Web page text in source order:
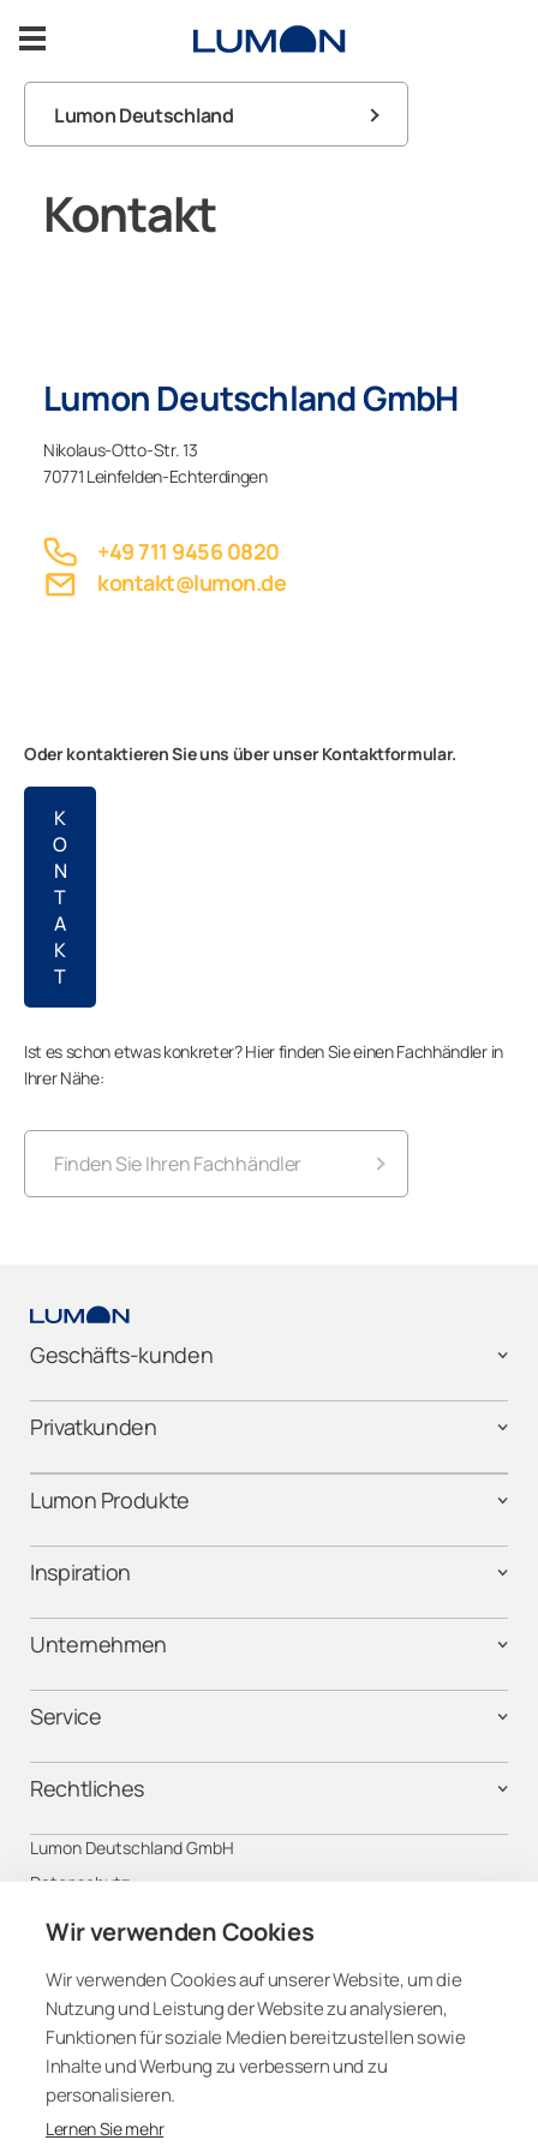
Wir verwenden Cookies
Wir verwenden Cookies auf unserer Website, um die
Nutzung und Leistung der Website zu analysieren,
Funktionen für soziale Medien bereitzustellen sowie
Inhalte und Werbung zu verbessern und zu
personalisieren.
Lernen Sie mehr
Inhalt
Balkonverglasungen
Terrassenverglasungen
Kontakt
Lumon Deutschland
Kontakt
Lumon Deutschland GmbH
Nikolaus-Otto-Str. 13
70771 Leinfelden-Echterdingen
+49 711 9456 0820
kontakt@lumon.de
Oder kontaktieren Sie uns über unser Kontaktformular.
K
O
N
T
A
K
T
Ist es schon etwas konkreter? Hier finden Sie einen Fachhändler in
Ihrer Nähe:
Finden Sie Ihren Fachhändler
Lumon in Berlin
Lumon in Brandenburg
Lumon in Bremen
Lumon in Hessen
Lumon in Mecklenburg-Vorpommern
Lumon in Sachsen-Anhalt
Lumon in Schleswig-Holstein
Lumon in Thüringen
Geschäfts-kunden
Privatkunden
Lumon Produkte
Inspiration
Unternehmen
Service
Rechtliches
Lumon Deutschland GmbH
Datenschutz
Impressum
Folgen Sie uns